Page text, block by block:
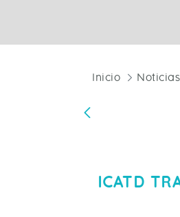
Inicio Noticias
ICATD